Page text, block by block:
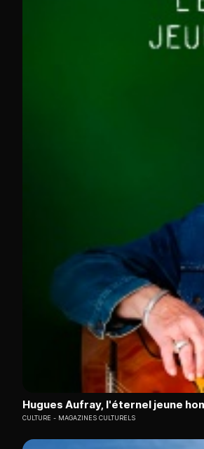
Hugues Aufray, l'éternel jeune
CULTURE MAGAZINES CULTURELS